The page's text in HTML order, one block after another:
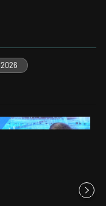
nombró al ideólogo del
de tendencia con el